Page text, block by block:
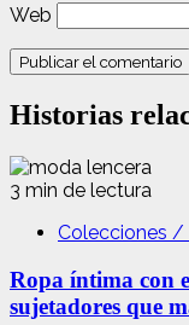
Web
Historias
3 min de lectura
Colecciones /
Ropa íntima con
sujetadores que